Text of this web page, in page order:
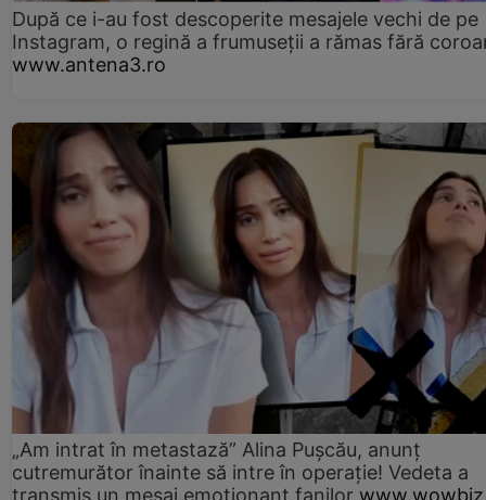
După ce i-au fost descoperite mesajele vechi de pe
Instagram, o regină a frumuseții a rămas fără
www.antena3.ro
„Am intrat în metastază” Alina Pușcău, anunț
cutremurător înainte să intre în operație! Vedeta a
transmis un mesaj emoționant fanilor